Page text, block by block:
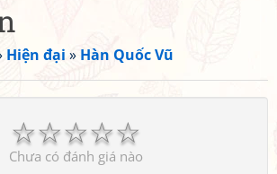
Hiện đại » Hàn Quốc Vũ
☆
☆
☆
☆
☆
Chưa có đánh giá nào